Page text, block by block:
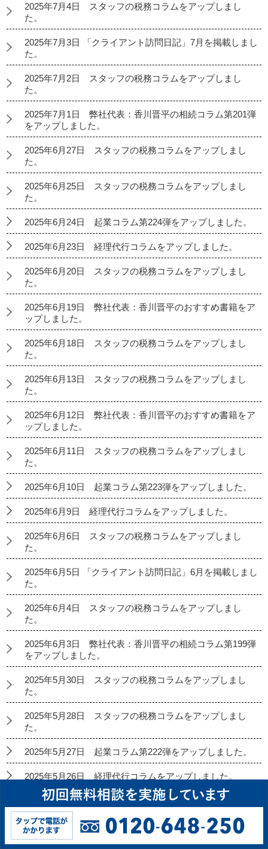
2025年7月4日 スタッフの税務コラムをアップしまし
た。
2025年7月3日 「クライアント訪問日記」7月を掲載しまし
た。
2025年7月2日 スタッフの税務コラムをアップしまし
た。
2025年7月1日 弊社代表：香川晋平の相続コラム第201弾
をアップしました。
2025年6月27日 スタッフの税務コラムをアップしまし
た。
2025年6月25日 スタッフの税務コラムをアップしまし
た。
2025年6月24日 起業コラム第224弾をアップしました。
2025年6月23日 経理代行コラムをアップしました。
2025年6月20日 スタッフの税務コラムをアップしまし
た。
2025年6月19日 弊社代表：香川晋平のおすすめ書籍をア
ップしました。
2025年6月18日 スタッフの税務コラムをアップしまし
た。
2025年6月13日 スタッフの税務コラムをアップしまし
た。
2025年6月12日 弊社代表：香川晋平のおすすめ書籍をア
ップしました。
2025年6月11日 スタッフの税務コラムをアップしまし
た。
2025年6月10日 起業コラム第223弾をアップしました。
2025年6月9日 経理代行コラムをアップしました。
2025年6月6日 スタッフの税務コラムをアップしまし
た。
2025年6月5日 「クライアント訪問日記」6月を掲載しまし
た。
2025年6月4日 スタッフの税務コラムをアップしまし
た。
2025年6月3日 弊社代表：香川晋平の相続コラム第199弾
をアップしました。
2025年5月30日 スタッフの税務コラムをアップしまし
た。
2025年5月28日 スタッフの税務コラムをアップしまし
た。
2025年5月27日 起業コラム第222弾をアップしました。
2025年5月26日 経理代行コラムをアップしました。
2025年5月23日 スタッフの税務コラムをアップしまし
た。
2025年5月21日 スタッフの税務コラムをアップしまし